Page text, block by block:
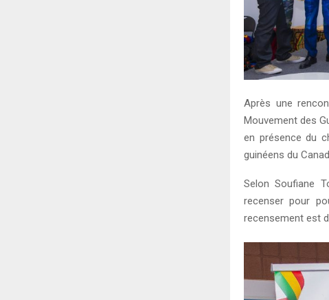
Après une
Mouvement des
en présence du
guinéens du
Selon Soufiane
recenser pour
recensement est